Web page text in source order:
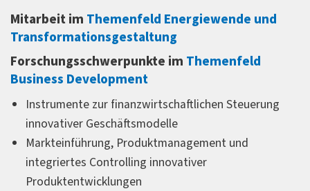
Mitarbeit im Themenfeld Energiewende und
Transformationsgestaltung
Forschungsschwerpunkte im Themenfeld
Business Development
Instrumente zur finanzwirtschaftlichen Steuerung
innovativer Geschäftsmodelle
Markteinführung, Produktmanagement und
integriertes Controlling innovativer
Produktentwicklungen